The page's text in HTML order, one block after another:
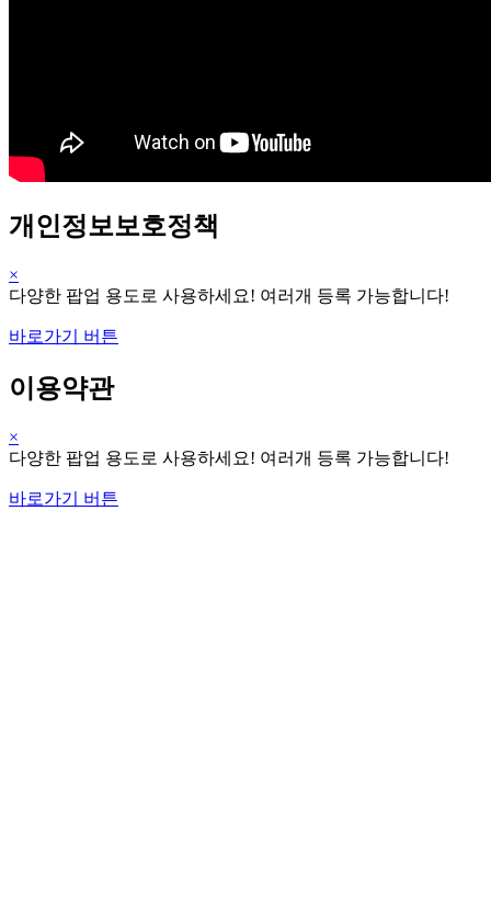
개인정보보호정책
×
다양한 팝업 용도로 사용하세요! 여러개 등록 가능합니다!
바로가기 버튼
이용약관
×
다양한 팝업 용도로 사용하세요! 여러개 등록 가능합니다!
바로가기 버튼